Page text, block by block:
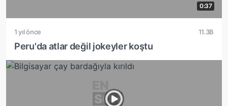
0:37
1 yıl önce 11.3B
Peru'da atlar değil jokeyler koştu